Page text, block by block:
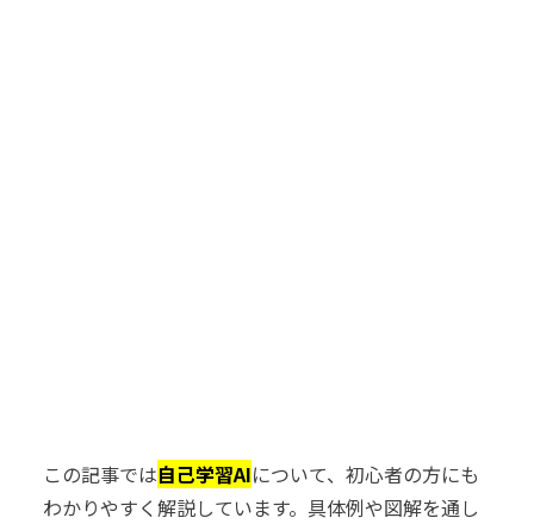
この記事では自己学習AIについて、初心者の方にも
わかりやすく解説しています。具体例や図解を通し